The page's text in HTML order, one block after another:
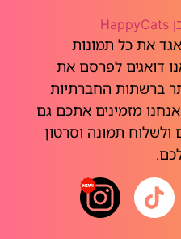
את כל תמונות
דואגים לפרסם את
ברשתות החברתיות
מזמינים אתכם גם
תמונה וסרטון